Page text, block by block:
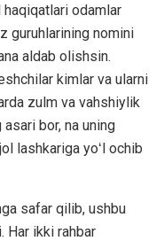
odamlar
guruhlarining nomini
aldab olishsin.
kimlar va ularni
zulm va vahshiylik
bor, na uning
lashkariga yoʻl ochib
safar qilib, ushbu
Har ikki rahbar